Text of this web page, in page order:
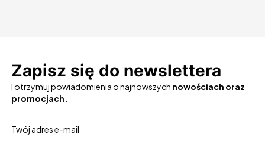
Zapisz się do newslettera
I otrzymuj powiadomienia o najnowszych nowościach oraz
promocjach.
Twój adres e-mail